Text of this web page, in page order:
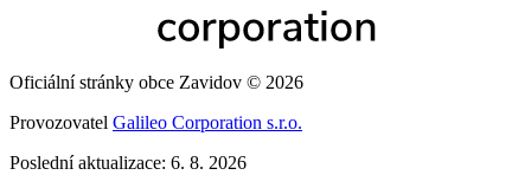
Oficiální stránky obce Zavidov © 2026
Provozovatel Galileo Corporation s.r.o.
Poslední aktualizace: 6. 8. 2026